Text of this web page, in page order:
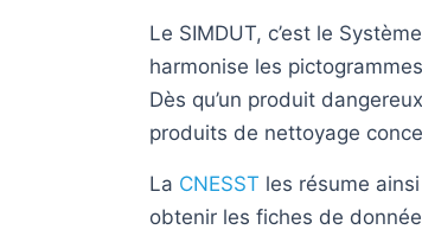
Le SIMDUT, c’est le
harmonise les
Dès qu’un produit
produits de nettoyage
La CNESST les résume
obtenir les fiches de